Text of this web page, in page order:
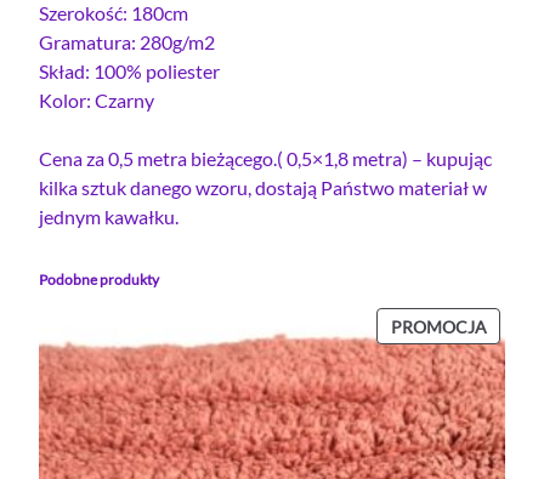
Szerokość: 180cm
Gramatura: 280g/m2
Skład: 100% poliester
Kolor: Czarny
Cena za 0,5 metra bieżącego.( 0,5×1,8 metra) – kupując
kilka sztuk danego wzoru, dostają Państwo materiał w
jednym kawałku.
Podobne produkty
PROMOCJA
W